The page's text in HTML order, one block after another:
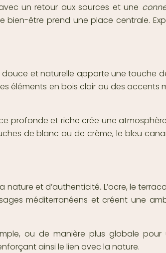
un retour aux sources et une
être prend une place centrale.
et naturelle apporte une touche
éléments en bois clair ou des
profonde et riche crée une
de blanc ou de crème, le bleu
et d’authenticité. L’ocre, le
méditerranéens et créent une
ou de manière plus globale pour
ainsi le lien avec la nature.